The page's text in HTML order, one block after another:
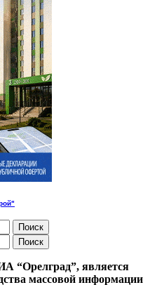
“Орелград”, является
массовой информации